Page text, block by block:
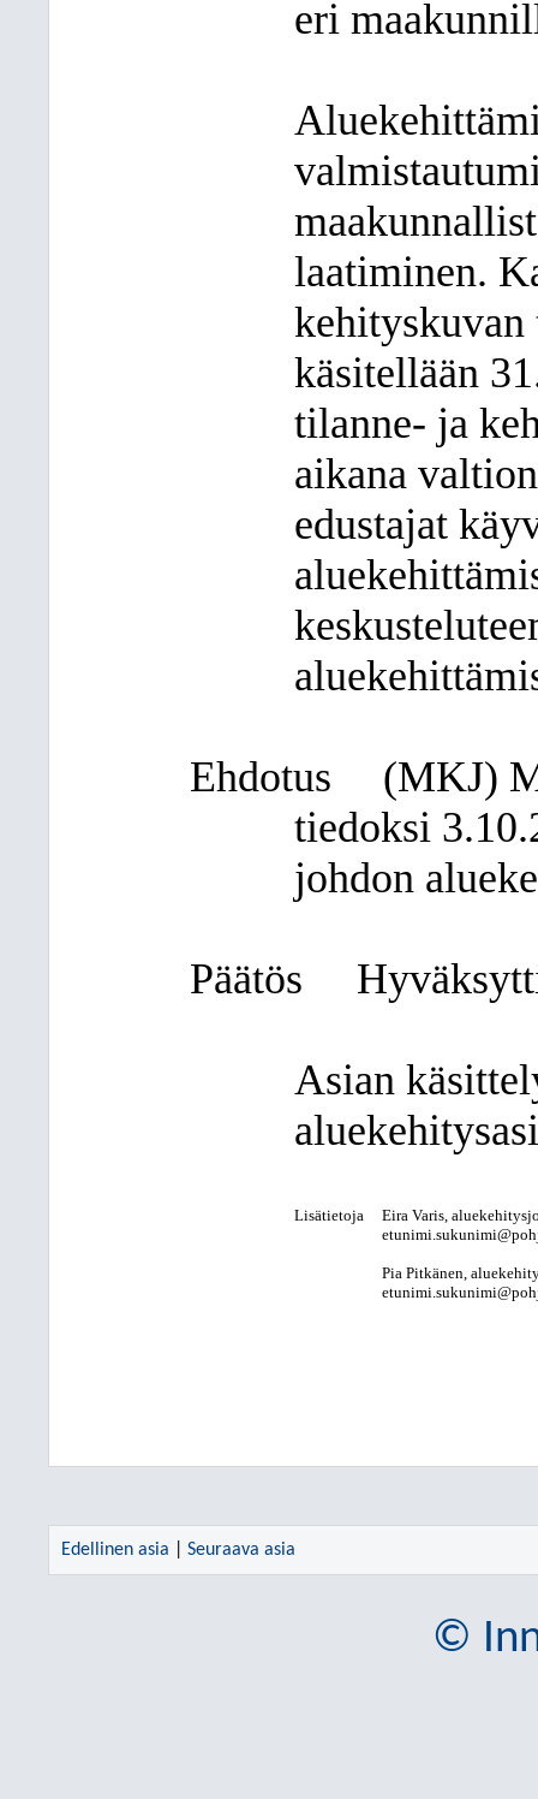
eri
laatiminen.
käsitellään
tilanne- ja
aikana
edustajat
Ehdotus (MKJ)
tiedoksi
johdon
Päätös
Asian
Lisätietoja
Eira Varis,
Pia Pitkänen,
Edellinen asia Seuraava asia
©